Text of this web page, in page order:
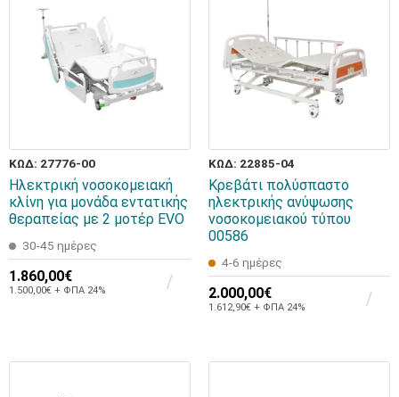
ΚΩΔ: 27776-00
Ηλεκτρική νοσοκομειακή
κλίνη για μονάδα εντατικής
θεραπείας με 2 μοτέρ EVO
30-45 ημέρες
1.860,00€
1.500,00€ + ΦΠΑ 24%
ΚΩΔ: 22885-04
Κρεβάτι πολύσπαστο
ηλεκτρικής ανύψωσης
νοσοκομειακού τύπου
00586
4-6 ημέρες
2.000,00€
1.612,90€ + ΦΠΑ 24%